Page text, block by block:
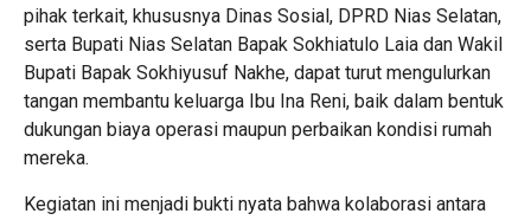
pihak terkait, khususnya Dinas Sosial, DPRD Nias Selatan,
serta Bupati Nias Selatan Bapak Sokhiatulo Laia dan Wakil
Bupati Bapak Sokhiyusuf Nakhe, dapat turut mengulurkan
tangan membantu keluarga Ibu Ina Reni, baik dalam bentuk
dukungan biaya operasi maupun perbaikan kondisi rumah
mereka.
Kegiatan ini menjadi bukti nyata bahwa kolaborasi antara